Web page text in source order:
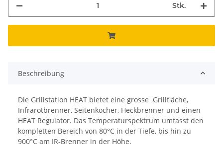
Stk.
Beschreibung
Die Grillstation HEAT bietet eine grosse Grillfläche,
Infrarotbrenner, Seitenkocher, Heckbrenner und einen
HEAT Regulator. Das Temperaturspektrum umfasst den
kompletten Bereich von 80°C in der Tiefe, bis hin zu
900°C am IR-Brenner in der Höhe.